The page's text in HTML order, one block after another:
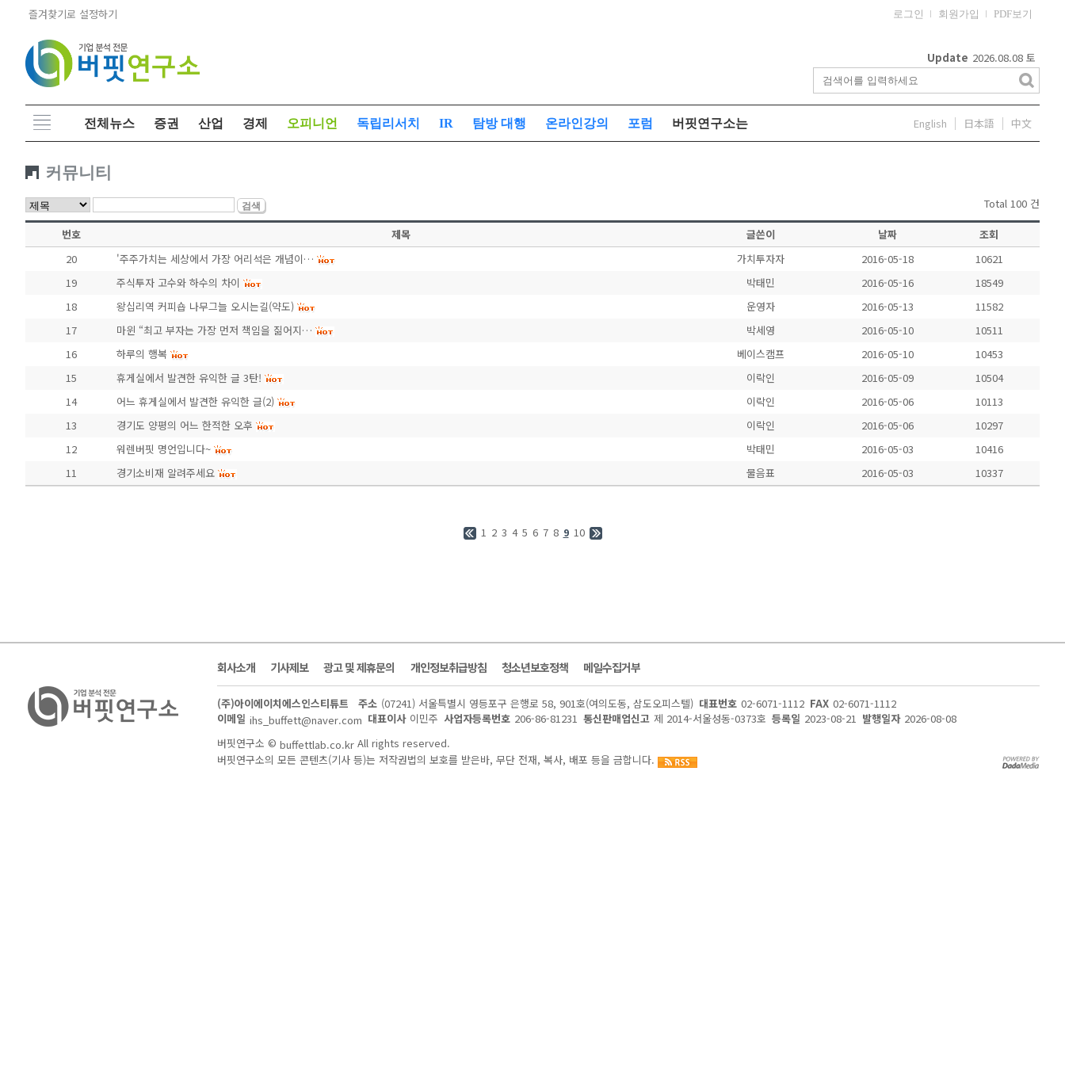
즐겨찾기로 설정하기 로그인 회원가입 PDF보기
Update 2026.08.08 토
전체뉴스 증권 산업 경제 오피니언 독립리서치 IR 탐방 대행 온라인강의 포럼 버핏연구소는 English 日本語 中文
커뮤니티
Total 100 건
번호 제목 글쓴이 날짜
조회
20
'주주가치는 세상에서 가장 어리석은 개념이… 가치투자자 2016-05-18
10621
19
주식투자 고수와 하수의 차이 박태민 2016-05-16
18549
18
왕십리역 커피숍 나무그늘 오시는길(약도) 운영자 2016-05-13
11582
17
마윈 “최고 부자는 가장 먼저 책임을 짊어지… 박세영 2016-05-10
10511
16
하루의 행복 베이스캠프 2016-05-10
10453
15
휴게실에서 발견한 유익한 글 3탄! 이락인 2016-05-09
10504
14
어느 휴게실에서 발견한 유익한 글(2) 이락인 2016-05-06
10113
13
경기도 양평의 어느 한적한 오후 이락인 2016-05-06
10297
12
워렌버핏 명언입니다~ 박태민 2016-05-03
10416
11
경기소비재 알려주세요 물음표 2016-05-03 10337
1 2 3 4 5 6 7 8 9 10
회사소개 기사제보 광고 및 제휴문의 개인정보취급방침 청소년보호정책 메일수집거부
(주)아이에이치에스인스티튜트 주소 (07241) 서울특별시 영등포구 은행로 58, 901호(여의도동, 삼도오피스텔) 대표번호 02-6071-1112 FAX 02-6071-1112
이메일 ihs_buffett@naver.com 대표이사 이민주 사업자등록번호 206-86-81231 통신판매업신고 제 2014-서울성동-0373호 등록일 2023-08-21 발행일자 2026-08-08
버핏연구소 © buffettlab.co.kr All rights reserved.
버핏연구소의 모든 콘텐츠(기사 등)는 저작권법의 보호를 받은바, 무단 전재, 복사, 배포 등을 금합니다.